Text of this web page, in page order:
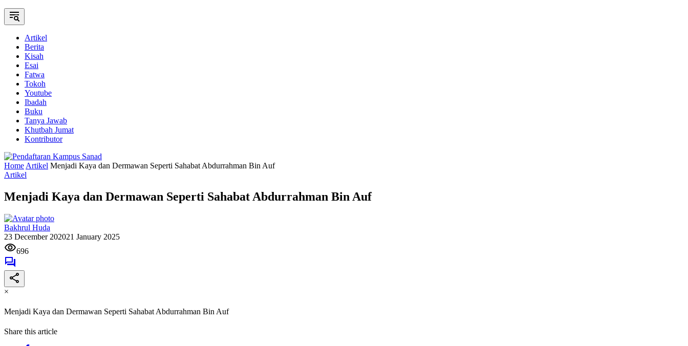
Artikel
Berita
Kisah
Esai
Fatwa
Tokoh
Youtube
Ibadah
Buku
Tanya Jawab
Khutbah Jumat
Kontributor
Home Artikel Menjadi Kaya dan Dermawan Seperti Sahabat Abdurrahman Bin Auf
Artikel
Menjadi Kaya dan Dermawan Seperti Sahabat Abdurrahman Bin Auf
Bakhrul Huda
23 December 202021 January 2025
696
×
Menjadi Kaya dan Dermawan Seperti Sahabat Abdurrahman Bin Auf
Share this article